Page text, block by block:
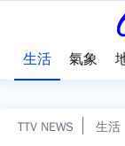
生活 氣象
TTV NEWS 生活